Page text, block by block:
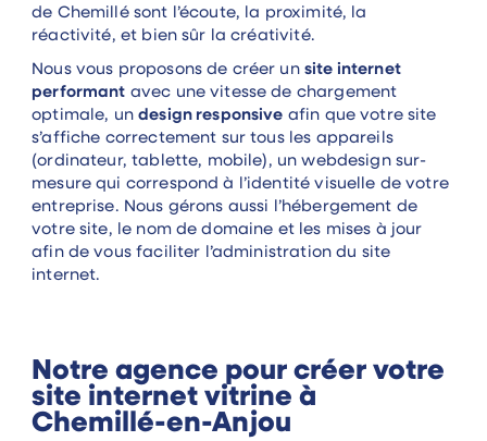
de Chemillé sont l’écoute, la proximité, la
réactivité, et bien sûr la créativité.
Nous vous proposons de créer un site internet
performant avec une vitesse de chargement
optimale, undesign responsive afin que votre site
s’affiche correctement sur tous les appareils
(ordinateur, tablette, mobile), un webdesign sur-
mesure qui correspond à l’identité visuelle de votre
entreprise. Nous gérons aussi l’hébergement de
votre site, le nom de domaine et les mises à jour
afin de vous faciliter l’administration du site
internet.
Notre agence pour créer votre
site internet vitrine à
Chemillé-en-Anjou